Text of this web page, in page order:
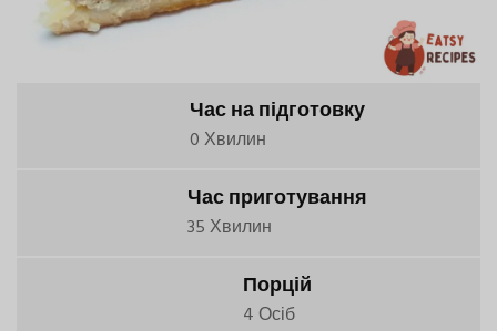
Час на підготовку
0 Хвилин
Час приготування
35 Хвилин
Порцій
4 Осіб